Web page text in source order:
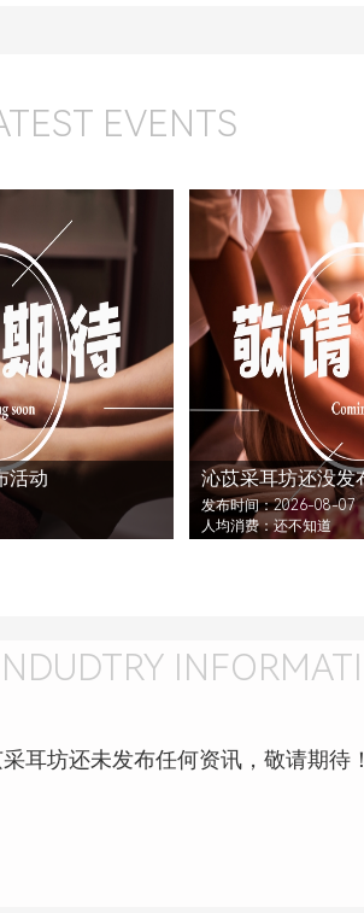
EVENTS
活动 沁苡采耳坊还没发
发布时间：2026-08-07
人均消费：还不知道
耳坊还未发布任何资讯，敬请期待